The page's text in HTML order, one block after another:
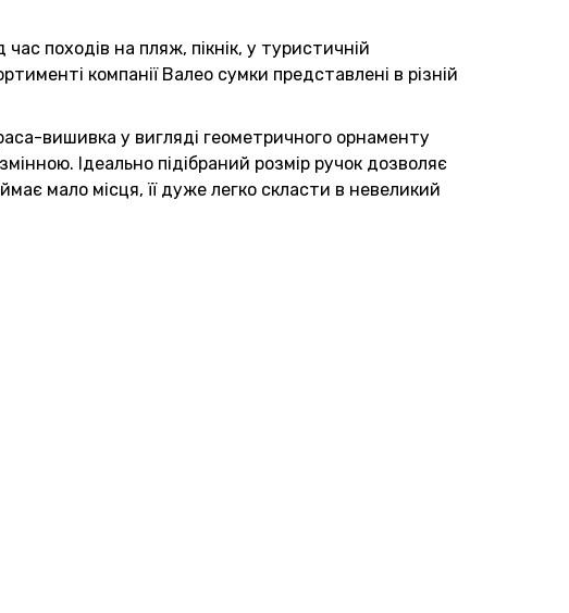
походів на пляж, пікнік, у туристичній
компанії Валео сумки представлені в різній
вишивка у вигляді геометричного орнаменту
Ідеально підібраний розмір ручок дозволяє
мало місця, її дуже легко скласти в невеликий